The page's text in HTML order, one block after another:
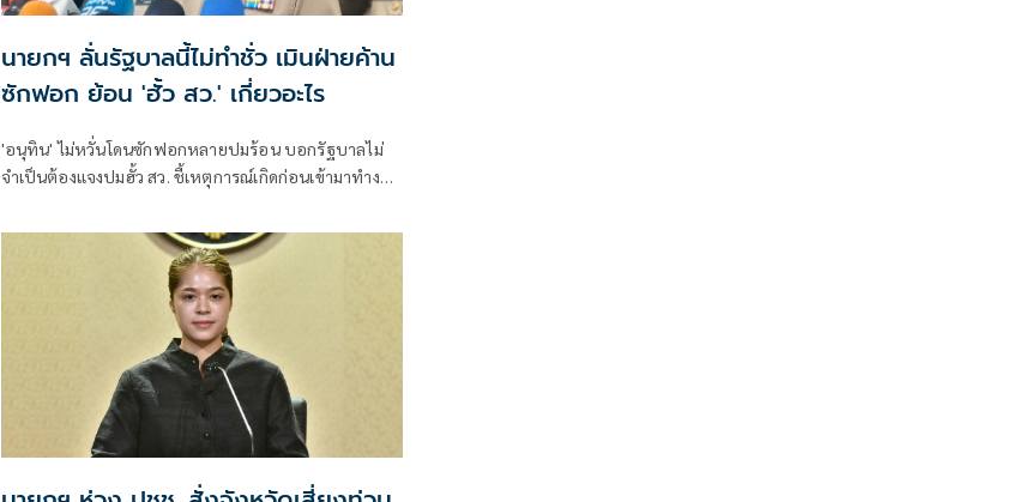
นายกฯ ลั่นรัฐบาลนี้ไม่ทำชั่ว เมินฝ่ายค้าน
ซักฟอก ย้อน 'ฮั้ว สว.' เกี่ยวอะไร
'อนุทิน' ไม่หวั่นโดนซักฟอกหลายปมร้อน บอกรัฐบาลไม่
จำเป็นต้องแจงปมฮั้ว สว. ชี้เหตุการณ์เกิดก่อนเข้ามาทำงาน
องครักษ์พิทักษ์